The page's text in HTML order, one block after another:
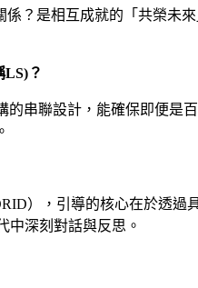
？是相互成就的「共榮未
LS)？
串聯設計，能確保即便
），引導的核心在於透過
中深刻對話與反思。